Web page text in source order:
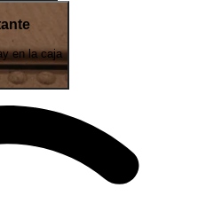
en la caja